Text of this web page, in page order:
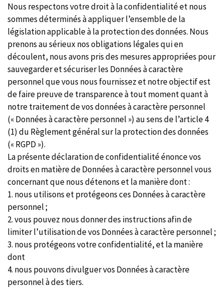
Nous respectons votre droit à la confidentialité et nous
sommes déterminés à appliquer l’ensemble de la
législation applicable à la protection des données. Nous
prenons au sérieux nos obligations légales qui en
découlent, nous avons pris des mesures appropriées pour
sauvegarder et sécuriser les Données à caractère
personnel que vous nous fournissez et notre objectif est
de faire preuve de transparence à tout moment quant à
notre traitement de vos données à caractère personnel
(« Données à caractère personnel ») au sens de l’article 4
(1) du Règlement général sur la protection des données
(« RGPD »).
La présente déclaration de confidentialité énonce vos
droits en matière de Données à caractère personnel vous
concernant que nous détenons et la manière dont :
1. nous utilisons et protégeons ces Données à caractère
personnel ;
2. vous pouvez nous donner des instructions afin de
limiter l’utilisation de vos Données à caractère personnel ;
3. nous protégeons votre confidentialité, et la manière
dont
4. nous pouvons divulguer vos Données à caractère
personnel à des tiers.